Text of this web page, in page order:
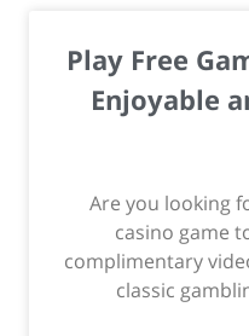
Play Free
Enjoyable
Are you looking
casino game
complimentary
classic